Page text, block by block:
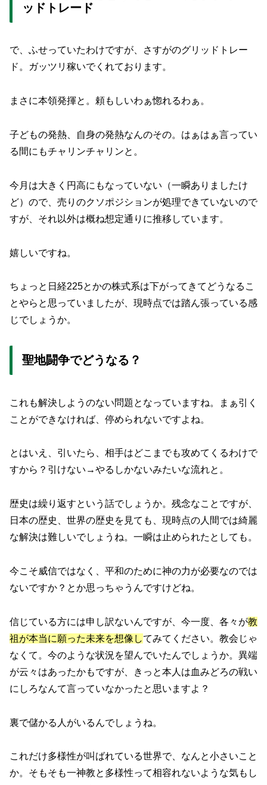
ッドトレード
で、ふせっていたわけですが、さすがのグリッドトレー
ド。ガッツリ稼いでくれております。
まさに本領発揮と。頼もしいわぁ惚れるわぁ。
子どもの発熱、自身の発熱なんのその。はぁはぁ言ってい
る間にもチャリンチャリンと。
今月は大きく円高にもなっていない（一瞬ありましたけ
ど）ので、売りのクソポジションが処理できていないので
すが、それ以外は概ね想定通りに推移しています。
嬉しいですね。
ちょっと日経225とかの株式系は下がってきてどうなるこ
とやらと思っていましたが、現時点では踏ん張っている感
じでしょうか。
聖地闘争でどうなる？
これも解決しようのない問題となっていますね。まぁ引く
ことができなければ、停められないですよね。
とはいえ、引いたら、相手はどこまでも攻めてくるわけで
すから？引けない→やるしかないみたいな流れと。
歴史は繰り返すという話でしょうか。残念なことですが、
日本の歴史、世界の歴史を見ても、現時点の人間では綺麗
な解決は難しいでしょうね。一瞬は止められたとしても。
今こそ威信ではなく、平和のために神の力が必要なのでは
ないですか？とか思っちゃうんですけどね。
信じている方には申し訳ないんですが、今一度、各々が教
祖が本当に願った未来を想像してみてください。教会じゃ
なくて。今のような状況を望んでいたんでしょうか。異端
が云々はあったかもですが、きっと本人は血みどろの戦い
にしろなんて言っていなかったと思いますよ？
裏で儲かる人がいるんでしょうね。
これだけ多様性が叫ばれている世界で、なんと小さいこと
か。そもそも一神教と多様性って相容れないような気もし